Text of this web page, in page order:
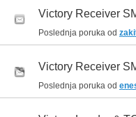
Victory Receiver
Poslednja poruka od
Victory Receiver
Poslednja poruka od